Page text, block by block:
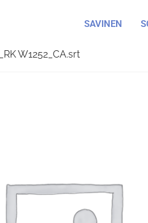
SAVINEN
W1252_CA.srt